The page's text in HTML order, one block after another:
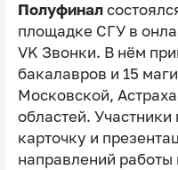
Полуфинал
площадке СГУ в
VK Звонки. В нём
бакалавров и 15
Московской,
областей.
карточку и
направлений работы